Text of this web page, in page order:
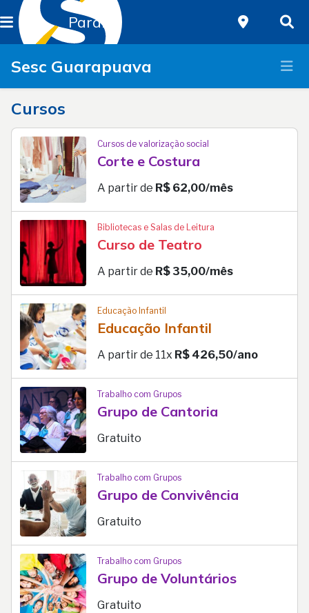
Paraná
Sesc Guarapuava
Cursos
Cursos de valorização social
Corte e Costura
A partir de R$ 62,00/mês
Bibliotecas e Salas de Leitura
Curso de Teatro
A partir de R$ 35,00/mês
Educação Infantil
Educação Infantil
A partir de 11x R$ 426,50/ano
Trabalho com Grupos
Grupo de Cantoria
Gratuito
Trabalho com Grupos
Grupo de Convivência
Gratuito
Trabalho com Grupos
Grupo de Voluntários
Gratuito